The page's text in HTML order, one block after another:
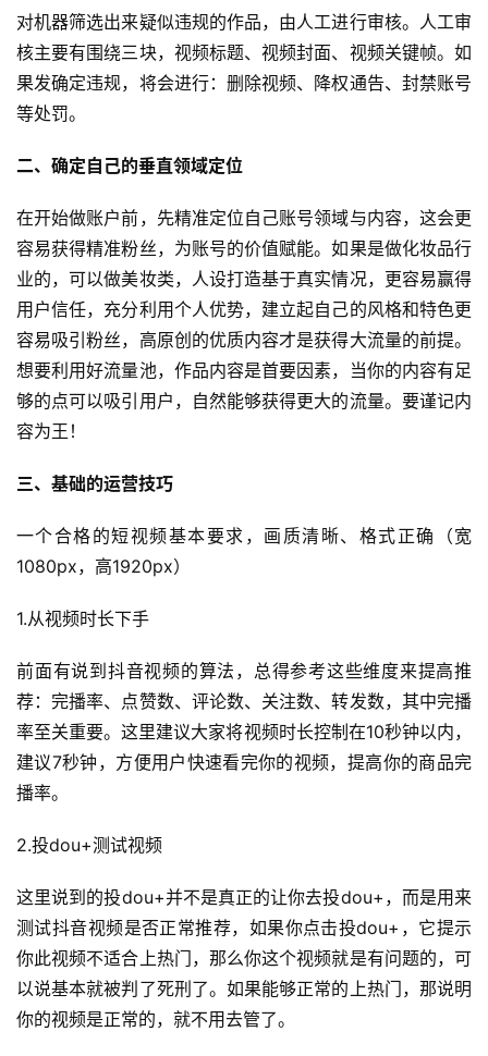
对机器筛选出来疑似违规的作品，由人工进行审核。人工审
核主要有围绕三块，视频标题、视频封面、视频关键帧。如
果发确定违规，将会进行：删除视频、降权通告、封禁账号
等处罚。
二、确定自己的垂直领域定位
在开始做账户前，先精准定位自己账号领域与内容，这会更
容易获得精准粉丝，为账号的价值赋能。如果是做化妆品行
业的，可以做美妆类，人设打造基于真实情况，更容易赢得
用户信任，充分利用个人优势，建立起自己的风格和特色更
容易吸引粉丝，高原创的优质内容才是获得大流量的前提。
想要利用好流量池，作品内容是首要因素，当你的内容有足
够的点可以吸引用户，自然能够获得更大的流量。要谨记内
容为王！
三、基础的运营技巧
一个合格的短视频基本要求，画质清晰、格式正确（宽
1080px，高1920px）
1.从视频时长下手
前面有说到抖音视频的算法，总得参考这些维度来提高推
荐：完播率、点赞数、评论数、关注数、转发数，其中完播
率至关重要。这里建议大家将视频时长控制在10秒钟以内，
建议7秒钟，方便用户快速看完你的视频，提高你的商品完
播率。
2.投dou+测试视频
这里说到的投dou+并不是真正的让你去投dou+，而是用来
测试抖音视频是否正常推荐，如果你点击投dou+，它提示
你此视频不适合上热门，那么你这个视频就是有问题的，可
以说基本就被判了死刑了。如果能够正常的上热门，那说明
你的视频是正常的，就不用去管了。